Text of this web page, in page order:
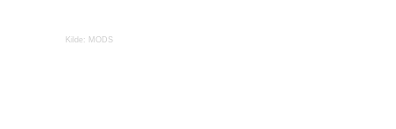
Kilde: MODS